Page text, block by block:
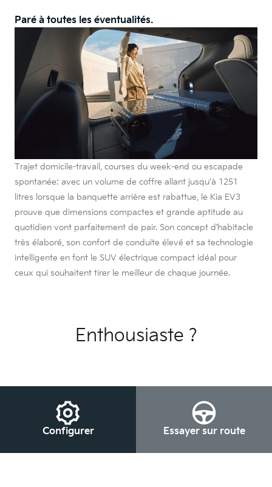
Paré à toutes les éventualités.
Trajet domicile-travail, courses du week-end ou escapade
spontanée: avec un volume de coffre allant jusqu’à 1251
litres lorsque la banquette arrière est rabattue, le Kia EV3
prouve que dimensions compactes et grande aptitude au
quotidien vont parfaitement de pair. Son concept d’habitacle
très élaboré, son confort de conduite élevé et sa technologie
intelligente en font le SUV électrique compact idéal pour
ceux qui souhaitent tirer le meilleur de chaque journée.
Enthousiaste ?
Configurer Essayer sur route